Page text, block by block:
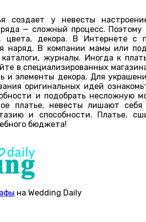
создает у невесты
— сложный процесс.
цвета, декора. В Интернете с
наряд. В компании мамы или
журналы. Иногда к
в специализированных
и элементы декора. Для
оригинальных идей
и подобрать несложную
платье, невесты лишают
и способности. Платье,
бюджета!
на Wedding Daily